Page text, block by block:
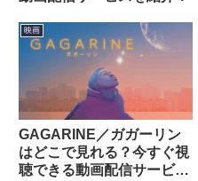
映画
GAGARINE／ガガーリン
はどこで見れる？今すぐ視
聴できる動画配信サービス